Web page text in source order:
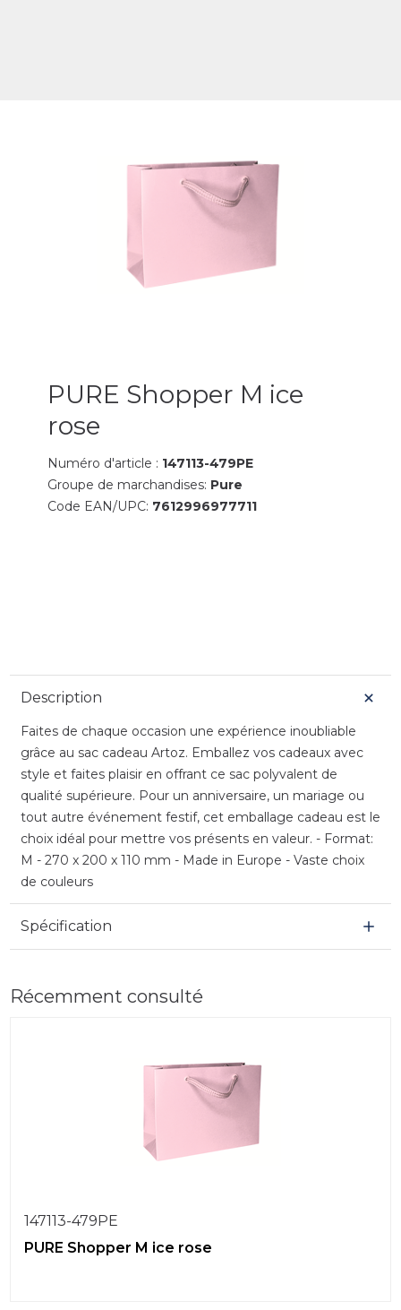
PURE Shopper M ice
rose
Numéro d'article : 147113-479PE
Groupe de marchandises: Pure
Code EAN/UPC: 7612996977711
Description
Faites de chaque occasion une expérience inoubliable
grâce au sac cadeau Artoz. Emballez vos cadeaux avec
style et faites plaisir en offrant ce sac polyvalent de
qualité supérieure. Pour un anniversaire, un mariage ou
tout autre événement festif, cet emballage cadeau est le
choix idéal pour mettre vos présents en valeur. - Format:
M - 270 x 200 x 110 mm - Made in Europe - Vaste choix
de couleurs
Spécification
Récemment consulté
147113-479PE
PURE Shopper M ice rose